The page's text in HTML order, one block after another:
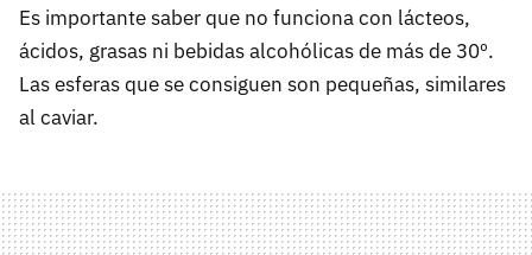
Es importante saber que no funciona con lácteos,
ácidos, grasas ni bebidas alcohólicas de más de 30º.
Las esferas que se consiguen son pequeñas, similares
al caviar.